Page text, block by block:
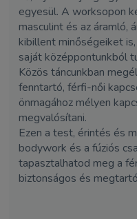
egyesül. A worksopon
masculint és az áramló,
kibillent minőségeiket
saját középpontunkból
Közös táncunkban
fenntartó, férfi-női
önmagához mélyen
megvalósítani.
Ezen a test, érintés és
bodywork és a fúziós
tapasztalhatod meg a
biztonságos és